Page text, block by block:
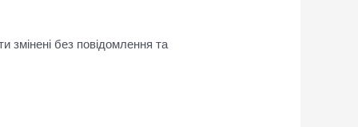
змінені без повідомлення та